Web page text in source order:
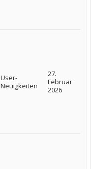
User-
Neuigkeiten
27.
Februar
2026